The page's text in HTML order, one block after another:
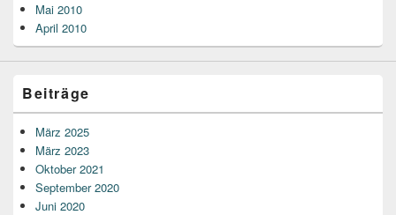
Mai 2010
April 2010
Beiträge
März 2025
März 2023
Oktober 2021
September 2020
Juni 2020